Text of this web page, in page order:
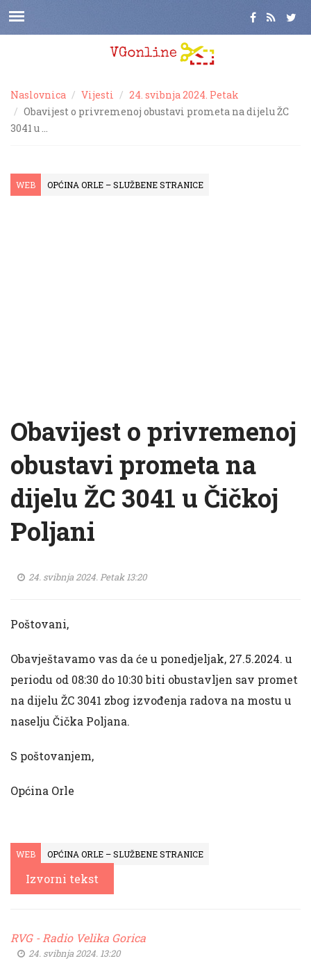
Naslovnica Vijesti
24. svibnja 2024. Petak
Obavijest o privremenoj obustavi prometa na dijelu ŽC
3041 u …
WEB OPĆINA ORLE – SLUŽBENE STRANICE
Obavijest o privremenoj
obustavi prometa na
dijelu ŽC 3041 u Čičkoj
Poljani
24. svibnja 2024. Petak 13:20
Poštovani,
Obavještavamo vas da će u ponedjeljak, 27.5.2024. u
periodu od 08:30 do 10:30 biti obustavljen sav promet
na dijelu ŽC 3041 zbog izvođenja radova na mostu u
naselju Čička Poljana.
S poštovanjem,
Općina Orle
WEB OPĆINA ORLE – SLUŽBENE STRANICE
Izvorni tekst
RVG - Radio Velika Gorica
24. svibnja 2024. 13:20